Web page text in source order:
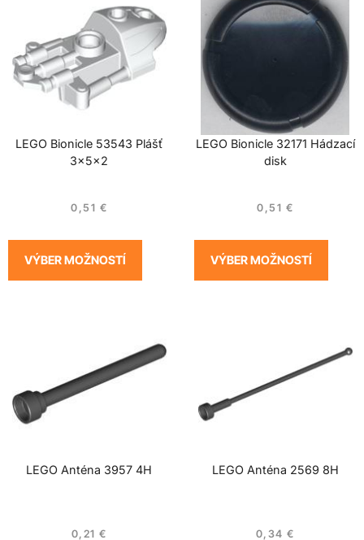
LEGO Bionicle 53543 Plášť
3x5x2
0,51 €
VÝBER MOŽNOSTÍ
LEGO Bionicle 32171 Hádzací
disk
0,51 €
VÝBER MOŽNOSTÍ
LEGO Anténa 3957 4H
0,21 €
LEGO Anténa 2569 8H
0,34 €